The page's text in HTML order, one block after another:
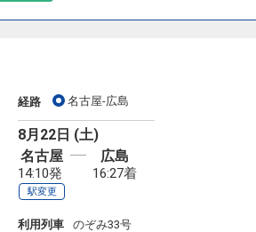
経路 名古屋-広島
8月22日 (土)
名古屋
14:10発
駅変更
広島
16:27着
利用列車 のぞみ33号